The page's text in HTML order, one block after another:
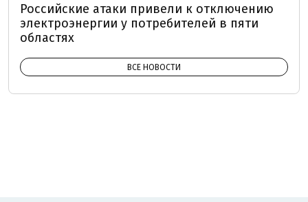
Российские атаки привели к отключению
электроэнергии у потребителей в пяти
областях
ВСЕ НОВОСТИ